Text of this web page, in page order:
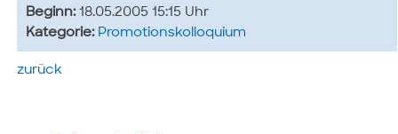
Beginn: 18.05.2005 15:15 Uhr
Kategorie: Promotionskolloquium
zurück